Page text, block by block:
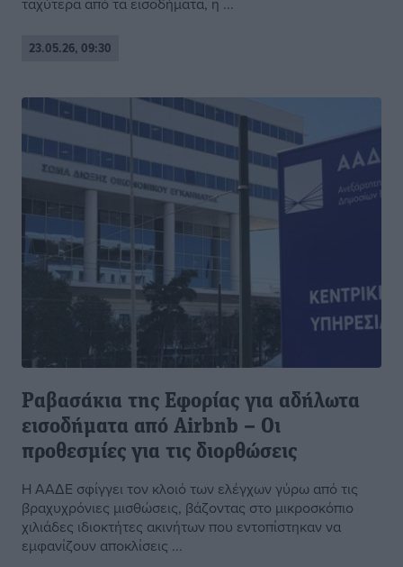
23.05.26, 09:30
Ραβασάκια της Eφορίας για αδήλωτα
εισοδήματα από Airbnb – Oι
προθεσμίες για τις διορθώσεις
Η ΑΑΔΕ σφίγγει τον κλοιό των ελέγχων γύρω από τις
βραχυχρόνιες μισθώσεις, βάζοντας στο μικροσκόπιο
χιλιάδες ιδιοκτήτες ακινήτων που εντοπίστηκαν να
εμφανίζουν αποκλίσεις ...